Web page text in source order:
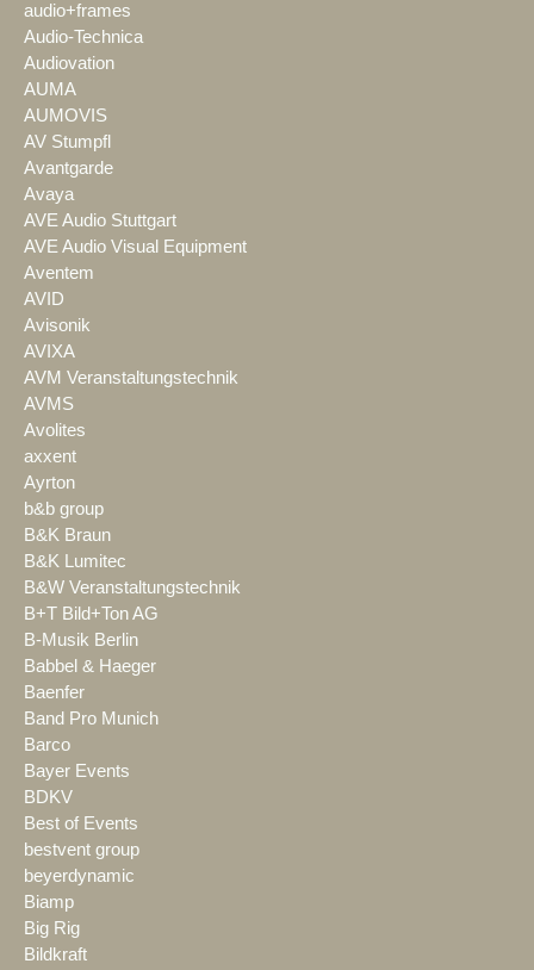
audio+frames
Audio-Technica
Audiovation
AUMA
AUMOVIS
AV Stumpfl
Avantgarde
Avaya
AVE Audio Stuttgart
AVE Audio Visual Equipment
Aventem
AVID
Avisonik
AVIXA
AVM Veranstaltungstechnik
AVMS
Avolites
axxent
Ayrton
b&b group
B&K Braun
B&K Lumitec
B&W Veranstaltungstechnik
B+T Bild+Ton AG
B-Musik Berlin
Babbel & Haeger
Baenfer
Band Pro Munich
Barco
Bayer Events
BDKV
Best of Events
bestvent group
beyerdynamic
Biamp
Big Rig
Bildkraft